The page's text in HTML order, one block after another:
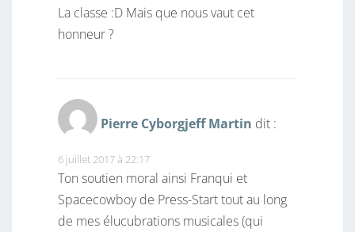
La classe :D Mais que nous vaut cet
honneur ?
Pierre Cyborgjeff Martin dit :
6 juillet 2017 à 22:17
Ton soutien moral ainsi Franqui et
Spacecowboy de Press-Start tout au long
de mes élucubrations musicales (qui